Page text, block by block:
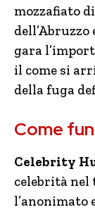
mozzafiato
dell’Abruzzo
gara
il come si
della fuga
Come
Celebrity
celebrità
l’anonimato